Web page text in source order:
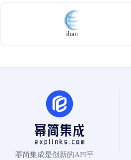
iban
幂简集成是创新的API平